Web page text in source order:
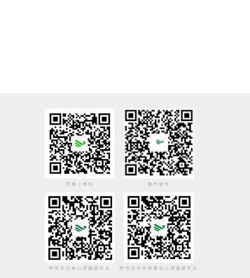
官微二维码 预约挂号
呼伦贝尔市心理援助平台 呼伦贝尔市孕婴幼心理健康平台